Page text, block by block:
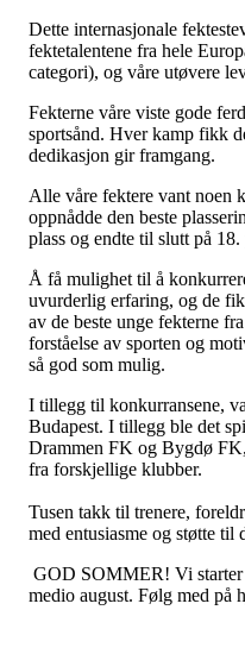
Dette internasjonale
fektetalentene fra hele
categori), og våre utøvere
Fekterne våre viste gode
sportsånd. Hver kamp fikk
dedikasjon gir framgang.
Alle våre fektere vant noen
oppnådde den beste
plass og endte til slutt på 18.
Å få mulighet til å
uvurderlig erfaring, og de
av de beste unge fekterne
forståelse av sporten og
så god som mulig.
I tillegg til konkurransene,
Budapest. I tillegg ble det
Drammen FK og Bygdø
fra forskjellige klubber.
Tusen takk til trenere,
med entusiasme og støtte
GOD SOMMER! Vi starter
medio august. Følg med på